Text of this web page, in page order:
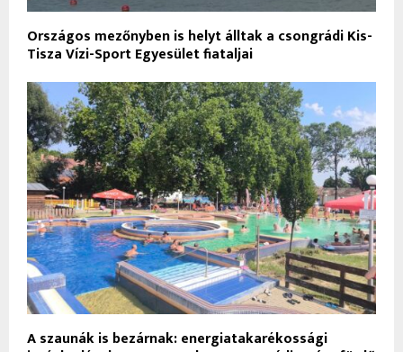
Országos mezőnyben is helyt álltak a csongrádi Kis-
Tisza Vízi-Sport Egyesület fiataljai
A szaunák is bezárnak: energiatakarékossági